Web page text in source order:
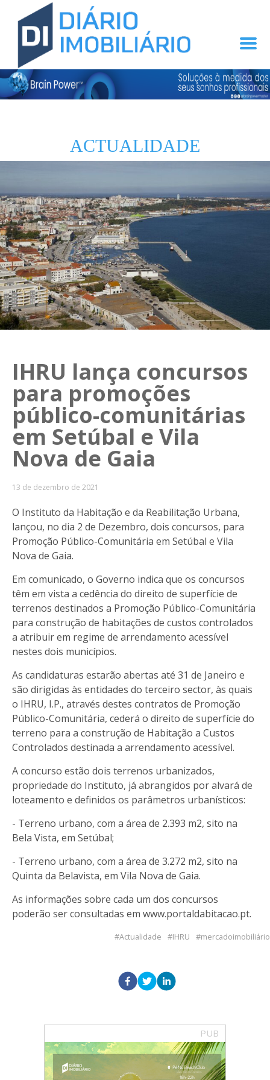
ACTUALIDADE
IHRU lança concursos
para promoções
público-comunitárias
em Setúbal e Vila
Nova de Gaia
13 de dezembro de 2021
O Instituto da Habitação e da Reabilitação Urbana,
lançou, no dia 2 de Dezembro, dois concursos, para
Promoção Público-Comunitária em Setúbal e Vila
Nova de Gaia.
Em comunicado, o Governo indica que os concursos
têm em vista a cedência do direito de superfície de
terrenos destinados a Promoção Público-Comunitária
para construção de habitações de custos controlados
a atribuir em regime de arrendamento acessível
nestes dois municípios.
As candidaturas estarão abertas até 31 de Janeiro e
são dirigidas às entidades do terceiro sector, às quais
o IHRU, I.P., através destes contratos de Promoção
Público-Comunitária, cederá o direito de superfície do
terreno para a construção de Habitação a Custos
Controlados destinada a arrendamento acessível.
A concurso estão dois terrenos urbanizados,
propriedade do Instituto, já abrangidos por alvará de
loteamento e definidos os parâmetros urbanísticos:
- Terreno urbano, com a área de 2.393 m2, sito na
Bela Vista, em Setúbal;
- Terreno urbano, com a área de 3.272 m2, sito na
Quinta da Belavista, em Vila Nova de Gaia.
As informações sobre cada um dos concursos
poderão ser consultadas em www.portaldabitacao.pt.
Actualidade IHRU mercadoimobiliário
PUB